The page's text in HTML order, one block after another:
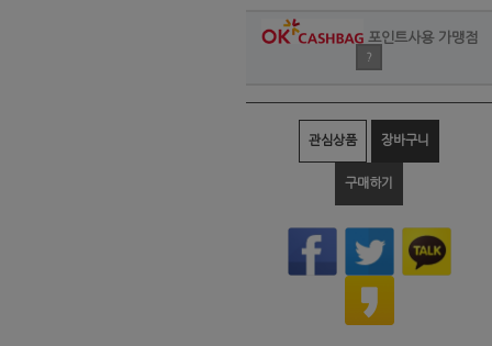
포인트사용 가맹점
?
관심상품 장바구니
구매하기